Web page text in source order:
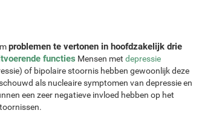
problemen te vertonen in hoofdzakelijk drie
functies Mensen met depressie
of bipolaire stoornis hebben gewoonlijk deze
als nucleaire symptomen van depressie en
een zeer negatieve invloed hebben op het